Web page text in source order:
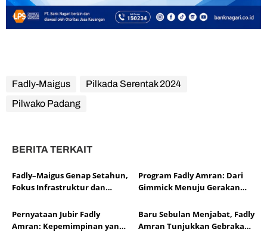
Fadly-Maigus
Pilkada Serentak 2024
Pilwako Padang
BERITA TERKAIT
Fadly–Maigus Genap Setahun,
Fokus Infrastruktur dan
Program Fadly Amran: Dari
Gimmick Menuju Gerakan
Pernyataan Jubir Fadly
Amran: Kepemimpinan yang
Baru Sebulan Menjabat, Fadly
Amran Tunjukkan Gebrakan